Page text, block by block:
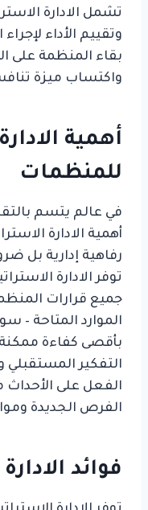
تشمل الادارة
وتقييم الأداء
بقاء المنظمة على
واكتساب ميزة
أهمية
للمنظمات
أهمية الادارة
رفاهية إدارية بل
توفر الادارة
جميع قرارات
الموارد المتاحة –
بأقصى كفاءة
التفكير المستقبلي
الفعل على
الفرص الجديدة
فوائد